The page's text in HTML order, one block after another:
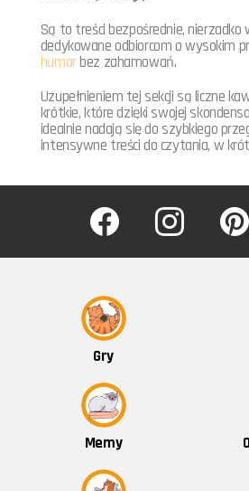
Są to treści bezpośrednie, nierzadko
dedykowane odbiorcom o wysokim
humorbez zahamowań.
Uzupełnieniem tej sekcji są liczne
krótkie, które dzięki swojej
idealnie nadają się do szybkiego
intensywne treści do czytania, w
facebook instagram
Gry
Memy